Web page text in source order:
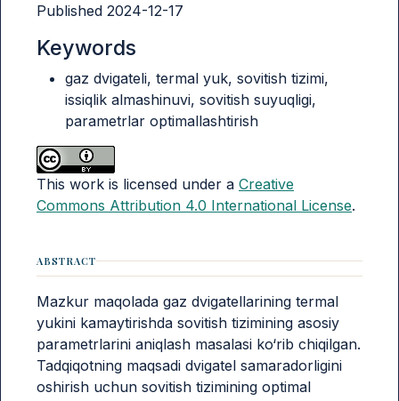
Published 2024-12-17
Keywords
gaz dvigateli, termal yuk, sovitish tizimi,
issiqlik almashinuvi, sovitish suyuqligi,
parametrlar optimallashtirish
This work is licensed under a Creative
Commons Attribution 4.0 International License.
ABSTRACT
Mazkur maqolada gaz dvigatellarining termal
yukini kamaytirishda sovitish tizimining asosiy
parametrlarini aniqlash masalasi ko‘rib chiqilgan.
Tadqiqotning maqsadi dvigatel samaradorligini
oshirish uchun sovitish tizimining optimal